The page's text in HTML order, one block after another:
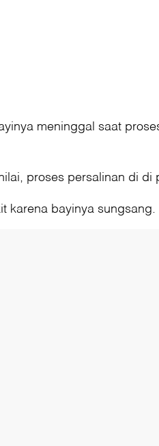
meninggal saat
proses persalinan di
karena bayinya sungsang.